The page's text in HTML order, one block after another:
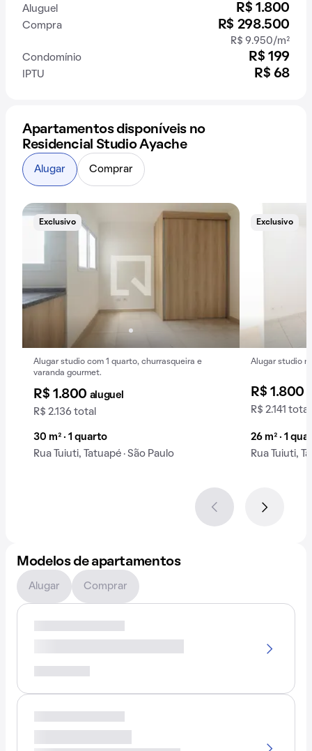
Aluguel R$ 1.800
Compra R$ 298.500
R$ 9.950/m²
Condomínio
R$ 199
IPTU R$ 68
Apartamentos disponíveis no
Residencial Studio Ayache
Exclusivo
Alugar studio com 1 quarto, churrasqueira e
varanda gourmet.
R$ 1.800 aluguel
R$ 2.136 total
30 m² · 1 quarto
Rua Tuiuti, Tatuapé · São Paulo
Exclusivo
Alugar studio
R$ 1.800
R$ 2.141 total
26 m² · 1
Rua Tuiuti,
Alugar Comprar
Modelos de apartamentos
Alugar Comprar